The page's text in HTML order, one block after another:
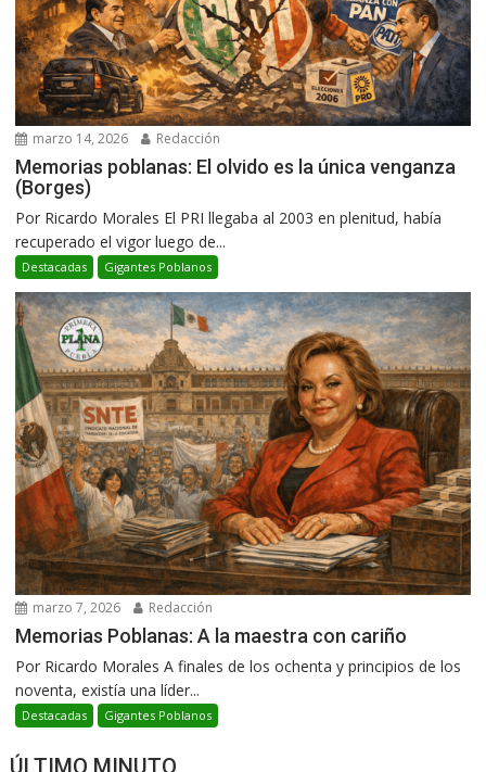
marzo 14, 2026 Redacción
Memorias poblanas: El olvido es la única venganza
(Borges)
Por Ricardo Morales El PRI llegaba al 2003 en plenitud, había
recuperado el vigor luego de...
Destacadas Gigantes Poblanos
marzo 7, 2026 Redacción
Memorias Poblanas: A la maestra con cariño
Por Ricardo Morales A finales de los ochenta y principios de los
noventa, existía una líder...
Destacadas Gigantes Poblanos
ÚLTIMO MINUTO